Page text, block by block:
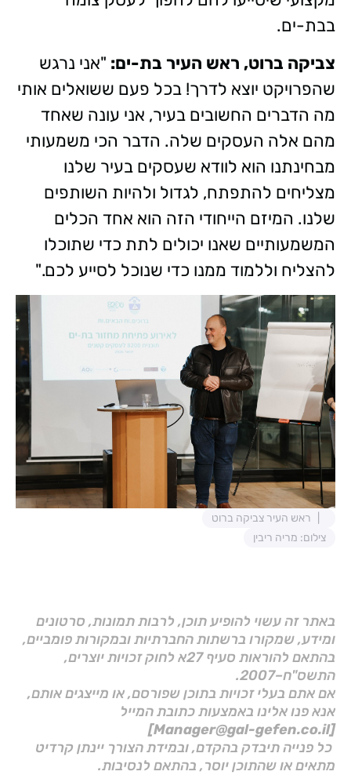
בבת-ים.
צביקה ברוט, ראש העיר בת-ים: "אני נרגש
שהפרויקט יוצא לדרך! בכל פעם ששואלים אותי
מה הדברים החשובים בעיר, אני עונה שאחד
מהם אלה העסקים שלה. הדבר הכי משמעותי
מבחינתנו הוא לוודא שעסקים בעיר שלנו
מצליחים להתפתח, לגדול ולהיות השותפים
שלנו. המיזם הייחודי הזה הוא אחד הכלים
המשמעותיים שאנו יכולים לתת כדי שתוכלו
להצליח וללמוד ממנו כדי שנוכל לסייע לכם."
ראש העיר צביקה ברוט
צילום: מריה ריבין
באתר זה עשוי להופיע תוכן, לרבות תמונות, סרטונים
ומידע, שמקורו ברשתות החברתיות ובמקורות פומביים,
בהתאם להוראות סעיף 27א לחוק זכויות יוצרים,
התשס"ח–2007.
אם אתם בעלי זכויות בתוכן שפורסם, או מייצגים אותם,
אנא פנו אלינו באמצעות כתובת המייל
[Manager@gal-gefen.co.il]
כל פנייה תיבדק בהקדם, ובמידת הצורך יינתן קרדיט
מתאים או שהתוכן יוסר, בהתאם לנסיבות.